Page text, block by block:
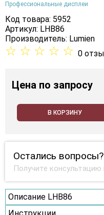
Профессиональные дисплеи
Код товара: 5952
Артикул: LHB86
Производитель: Lumien
☆ ☆ ☆ ☆ ☆ 0
Цена по запросу
В КОРЗИНУ
Остались вопросы?
Получите
Описание LHB86